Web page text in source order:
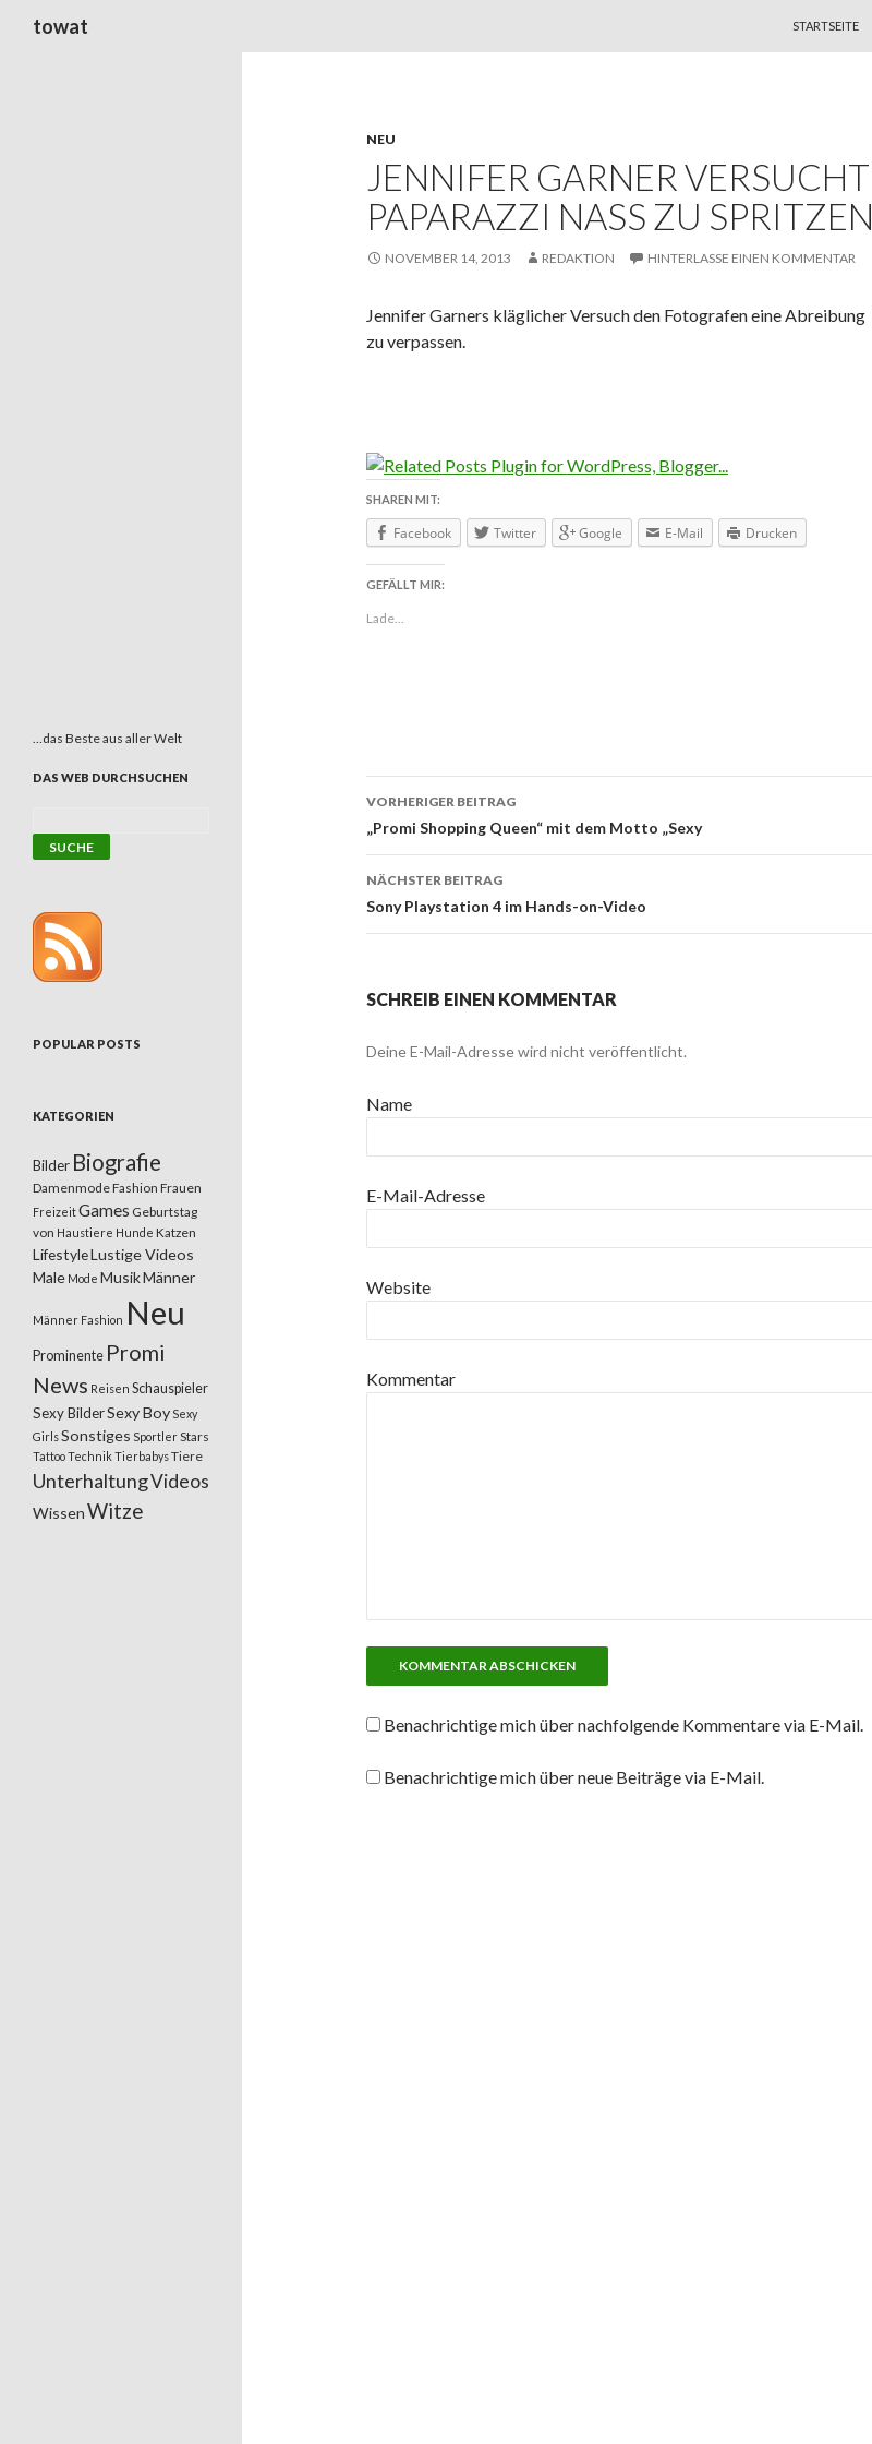
towat
STARTSEITE
NEU
JENNIFER GARNER VERSUCHT
PAPARAZZI NASS ZU SPRITZEN
NOVEMBER 14, 2013 REDAKTION HINTERLASSE EINEN KOMMENTAR
Jennifer Garners kläglicher Versuch den Fotografen eine Abreibung
zu verpassen.
SHAREN MIT:
Facebook Twitter Google E-Mail Drucken
GEFÄLLT MIR:
Lade...
Beitragsnavigation
VORHERIGER BEITRAG
„Promi Shopping Queen“ mit dem Motto „Sexy
NÄCHSTER BEITRAG
Sony Playstation 4 im Hands-on-Video
SCHREIB EINEN KOMMENTAR
Deine E-Mail-Adresse wird nicht veröffentlicht.
Name
E-Mail-Adresse
Website
Kommentar
Benachrichtige mich über nachfolgende Kommentare via E-Mail.
Benachrichtige mich über neue Beiträge via E-Mail.
…das Beste aus aller Welt
DAS WEB DURCHSUCHEN
POPULAR POSTS
KATEGORIEN
Bilder Biografie
DamenmodeFashion Frauen
FreizeitGames Geburtstag
von Haustiere Hunde Katzen
LifestyleLustige Videos
Male Mode MusikMänner
Männer Fashion Neu
Prominente Promi
News Reisen Schauspieler
Sexy BilderSexy Boy Sexy
GirlsSonstiges SportlerStars
TattooTechnikTierbabysTiere
UnterhaltungVideos
WissenWitze